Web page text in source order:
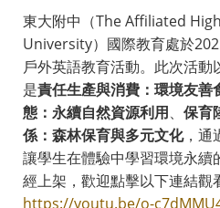
東大附中（The Affiliated
University）國際教育處於
戶外英語教育活動。此次活
是責任生產與消費：環境友善
態：永續自然資源利用、 保育
係：森林保育與多元文化，通
讓學生在體驗中學習環境永續
經上架，歡迎點擊以下連結觀
https://youtu.be/o-